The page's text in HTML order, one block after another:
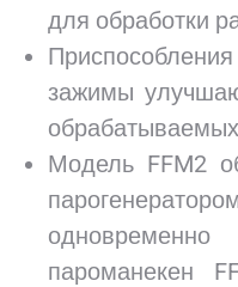
для обработки
зажимы
Модель FFM2
пароманекен